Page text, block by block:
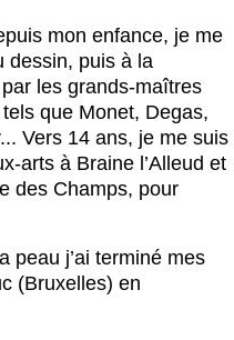
mon enfance, je me
dessin, puis à la
les grands-maîtres
que Monet, Degas,
Vers 14 ans, je me suis
arts à Braine l’Alleud et
des Champs, pour
peau j’ai terminé mes
(Bruxelles) en